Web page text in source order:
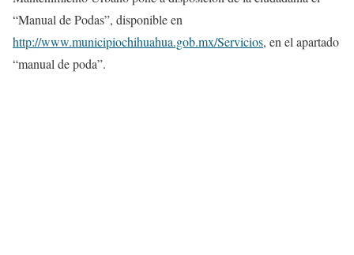
“Manual de Podas”, disponible en
http://www.municipiochihuahua.gob.mx/Servicios, en el apartado
“manual de poda”.